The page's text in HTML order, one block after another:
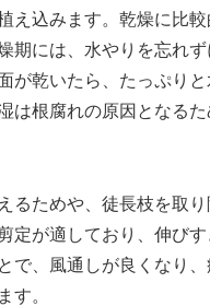
え込みます。乾燥に比
期には、水やりを忘れ
が乾いたら、たっぷり
は根腐れの原因となる
るためや、徒長枝を取
定が適しており、伸び
で、風通しが良くなり
す。